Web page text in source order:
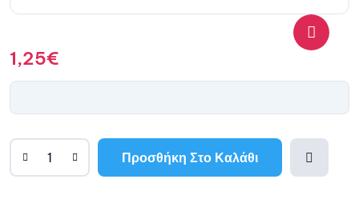
1,25€
Προσθήκη Στο Καλάθι
l